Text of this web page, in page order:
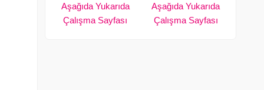
Aşağıda Yukarıda
Çalışma Sayfası
Aşağıda Yukarıda
Çalışma Sayfası